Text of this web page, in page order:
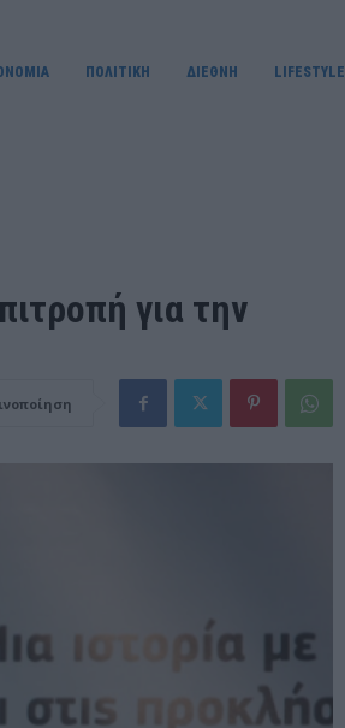
ΠΟΛΙΤΙΚΗ ΔΙΕΘΝΗ LIFESTYLE
για την